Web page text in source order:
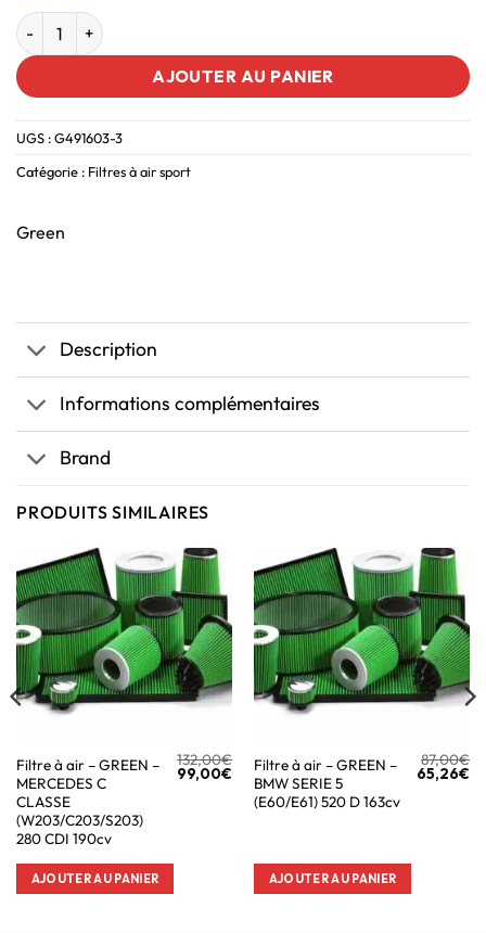
AJOUTER AU PANIER
UGS :G491603-3
Catégorie : Filtres à air sport
Green
Description
Informations complémentaires
Brand
PRODUITS SIMILAIRES
Filtre à air – GREEN –
MERCEDES C
CLASSE
(W203/C203/S203)
280 CDI 190cv
132,00€
99,00€
AJOUTER AU PANIER
Filtre à air – GREEN –
BMW SERIE 5
(E60/E61) 520 D 163cv
87,00€
65,26€
AJOUTER AU PANIER